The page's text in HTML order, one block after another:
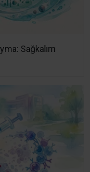
Sağkalım